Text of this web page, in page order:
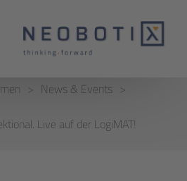
News & Events
Live auf der LogiMAT!